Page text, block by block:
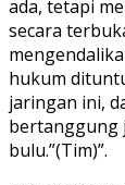
ada, tetapi
secara
hukum
jaringan ini,
bertanggung
bulu.”(Tim)”.